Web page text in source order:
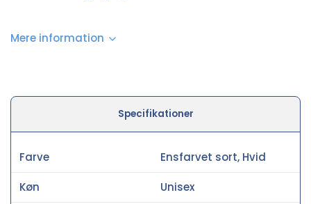
Mere information
Specifikationer
Farve Ensfarvet sort, Hvid
Køn Unisex